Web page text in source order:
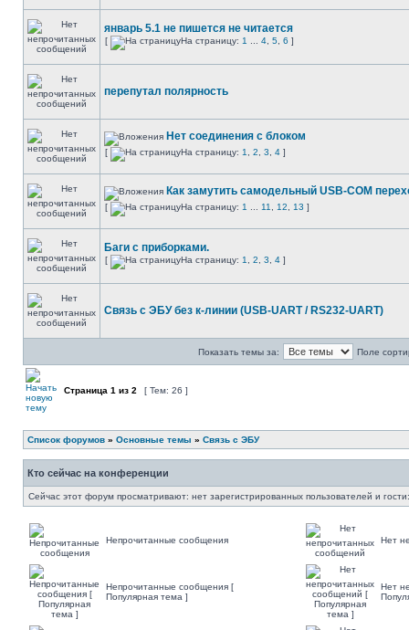
январь 5.1 не пишется не читается
[ На страницу: 1 4 5 6 ]
перепутал полярность
Нет соединения с блоком
[ На страницу: 1 2 3 4 ]
Как замутить самодельный USB-COM
[ На страницу: 1 11 12 13 ]
Баги с приборками.
[ На страницу: 1 2 3 4 ]
Связь с ЭБУ без к-линии (USB-UART / RS232-UART)
Показать темы за: Поле
Страница 1 из 2 [ Тем: 26 ]
Список форумов » Основные темы » Связь с ЭБУ
Кто сейчас на конференции
Сейчас этот форум просматривают: нет зарегистрированных пользователей и
Непрочитанные сообщения Нет
Непрочитанные сообщения [
Популярная тема ]
Нет